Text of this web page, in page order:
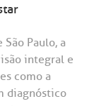
Paulo, a
integral e
como a
diagnóstico